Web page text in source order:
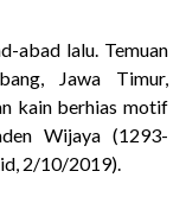
abad lalu. Temuan
Jawa Timur,
kain berhias motif
Wijaya (1293-
2/10/2019).